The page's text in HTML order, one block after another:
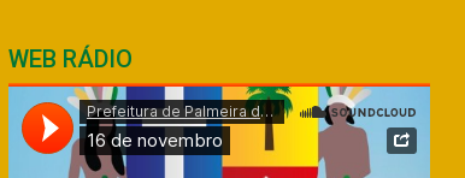
WEB RÁDIO